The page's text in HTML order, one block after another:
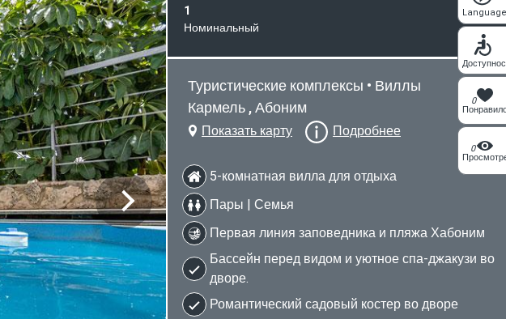
Language
0
0
1
Номинальный
Туристические комплексы • Виллы
Кармель , Абоним
Показать карту Подробнее
5-комнатная вилла для отдыха
Пары | Семья
Первая линия заповедника и пляжа Хабоним
Бассейн перед видом и уютное спа-джакузи во
дворе.
Романтический садовый костер во дворе